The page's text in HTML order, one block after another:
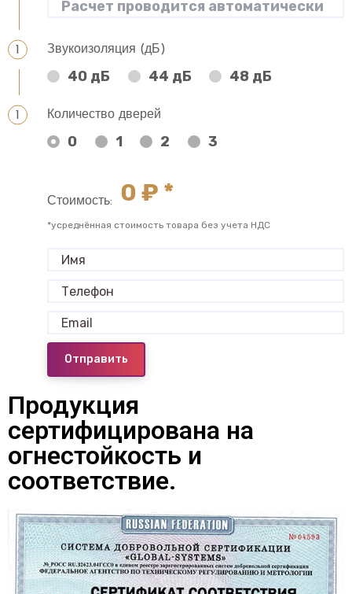
Звукоизоляция (дБ)
40 дБ 44 дБ 48 дБ
Количество дверей
0 1 2 3
Стоимость: 0 ₽ *
*усреднённая стоимость товара без учета НДС
Отправить
Продукция
сертифицирована на
огнестойкость и
соответствие.